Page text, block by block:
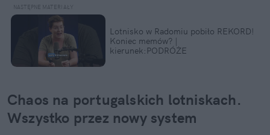
Lotnisko w Radomiu pobiło REKORD!
Koniec memów? ️|
kierunek:PODRÓŻE
Chaos na portugalskich lotniskach.
Wszystko przez nowy system